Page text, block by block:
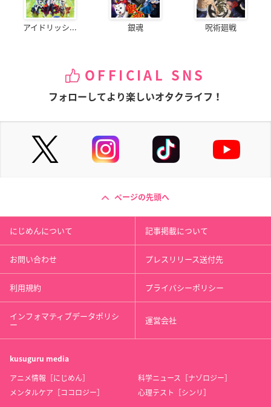
アイドリッシ... 銀魂 呪術廻戦
OFFICIAL SNS
フォローしてより楽しいオタクライフ！
ページの先頭へ
にじめんについて 記事掲載について
お問い合わせ プレスリリース送付先
利用規約 プライバシーポリシー
インフォマティブデータポリシ
ー 運営会社
kusuguru media
アニメ情報［にじめん］
科学ニュース［ナゾロジー］
メンタルケア［ココロジー］
心理テスト［シンリ］